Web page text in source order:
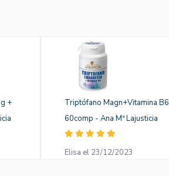
+
Triptófano Magn+Vitamina B6
60comp - Ana Mª Lajusticia
Elisa el 23/12/2023